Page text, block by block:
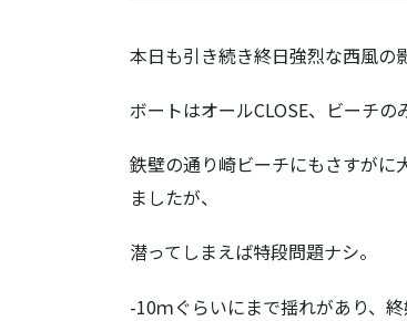
本日も引き続き終日強烈な西風の
ボートはオールCLOSE、ビーチの
鉄壁の通り崎ビーチにもさすがに
ましたが、
潜ってしまえば特段問題ナシ。
-10ｍぐらいにまで揺れがあり、